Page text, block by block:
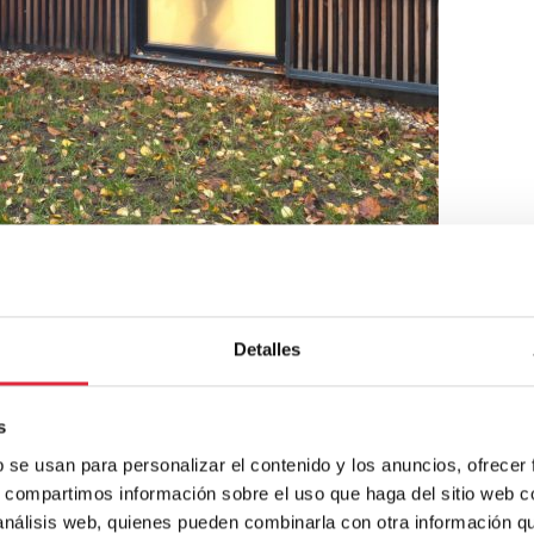
Detalles
usan para personalizar el contenido y los anuncios,
información sobre el uso que haga del sitio web
web, quienes pueden combinarla con otra información
visual del paisaje.